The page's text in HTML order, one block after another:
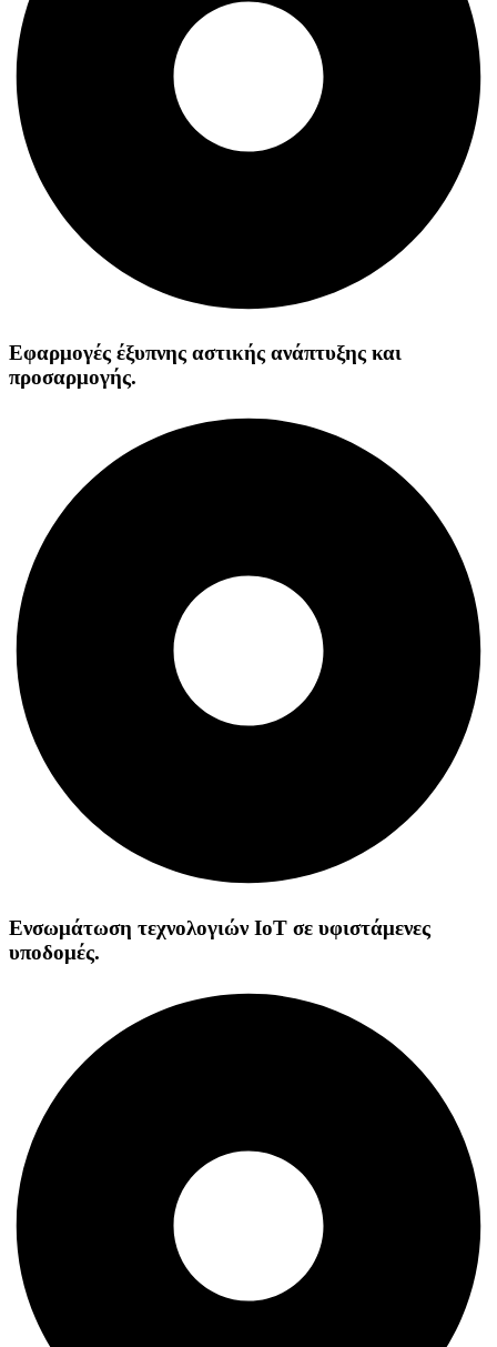
Εφαρμογές έξυπνης αστικής ανάπτυξης και
προσαρμογής.
Ενσωμάτωση τεχνολογιών IoT σε υφιστάμενες
υποδομές.